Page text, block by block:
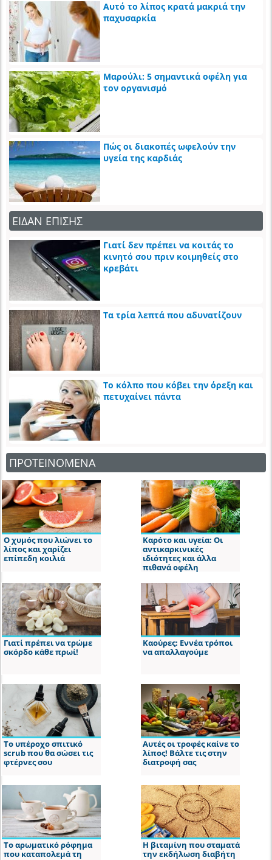
Αυτό το λίπος κρατά μακριά την
παχυσαρκία
Μαρούλι: 5 σημαντικά οφέλη για
τον οργανισμό
Πώς οι διακοπές ωφελούν την
υγεία της καρδιάς
ΕΙΔΑΝ ΕΠΙΣΗΣ
Γιατί δεν πρέπει να κοιτάς το
κινητό σου πριν κοιμηθείς στο
κρεβάτι
Τα τρία λεπτά που αδυνατίζουν
Το κόλπο που κόβει την όρεξη και
πετυχαίνει πάντα
ΠΡΟΤΕΙΝΟΜΕΝΑ
Ο χυμός που λιώνει το
λίπος και χαρίζει
επίπεδη κοιλιά
Καρότο και υγεία: Οι
αντικαρκινικές
ιδιότητες και άλλα
πιθανά οφέλη
Γιατί πρέπει να τρώμε
σκόρδο κάθε πρωί!
Καούρες: Εννέα τρόποι
να απαλλαγούμε
Το υπέροχο σπιτικό
scrub που θα σώσει τις
φτέρνες σου
Αυτές οι τροφές καίνε το
λίπος! Βάλτε τις στην
διατροφή σας
Το αρωματικό ρόφημα
που καταπολεμά τη
Η βιταμίνη που σταματά
την εκδήλωση διαβήτη